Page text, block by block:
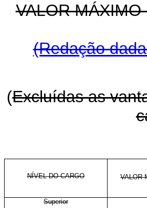
VALOR MÁXIMO
(Redação
(Excluídas as
NÍVEL DO CARGO VALOR
Superior